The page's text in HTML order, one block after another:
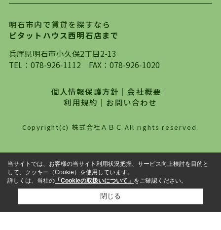
ります。店頭で限られた物件をご紹介する、従来
自身でインターネットを利用し、理想のお部屋を
探していただき、選択していただいた物件情報に
対して、専門知識を持ったスタッフがサポートさ
せていただくスタイルを心がけております。私た
は、一度だけでは終わらない、お客様との末長い
お付き合いです。初めての一人暮らしから、就
職・ご結婚・売買物件の購入、などなど一生涯に
わたる、良きアドバイザーとして、地域に密着し
た営業スタイルで様々なお役立ちができればと強
わせください。
明石市内で賃貸を探すなら
ピタットハウス西明石店まで
兵庫県明石市小久保2丁目2-13
TEL： 078-926-1112 FAX：078-926-1020
個人情報保護方針 ｜会社概要 ｜
利用規約 ｜ お問い合わせ
Copyright(c) 株式会社ＡＢＣ All rights reserved.
当サイトでは、お客様の当サイト利用状況把握、サービス向上検討を目的と
して、クッキー（Cookie）を使用しています。
詳しくは、当社の 「Cookieの取扱いについて」 をご確認ください。
閉じる